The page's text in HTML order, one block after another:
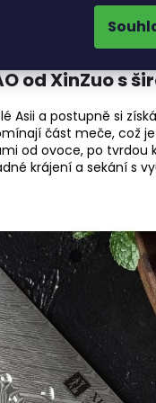
od XinZuo s
Asii a postupně si
část meče, což
od ovoce, po
krájení a sekání s